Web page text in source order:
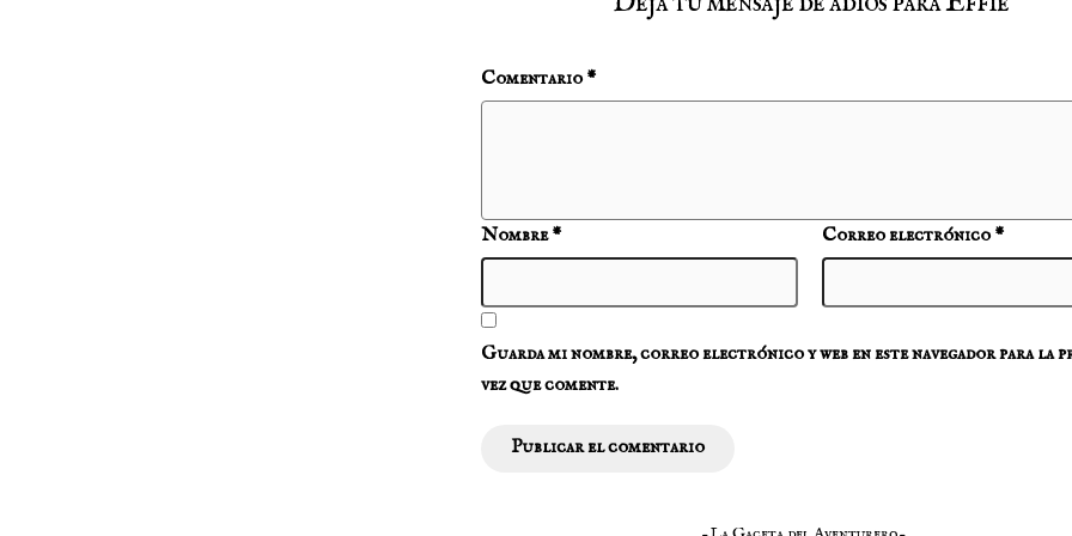
Comentario*
Nombre* Correo electrónico*
Guarda mi nombre, correo electrónico y web en este navegador para la
vez que comente.